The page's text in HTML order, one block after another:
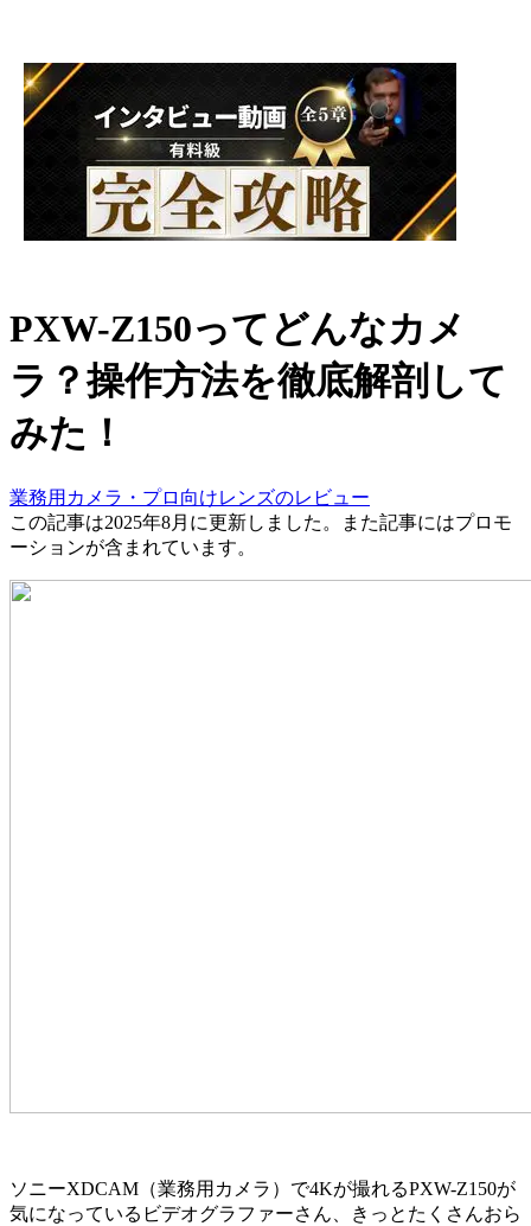
PXW-Z150ってどんなカメ
ラ？操作方法を徹底解剖して
みた！
業務用カメラ・プロ向けレンズのレビュー
この記事は2025年8月に更新しました。また記事にはプロモ
ーションが含まれています。
ソニーXDCAM（業務用カメラ）で4Kが撮れるPXW-Z150が
気になっているビデオグラファーさん、きっとたくさんおら